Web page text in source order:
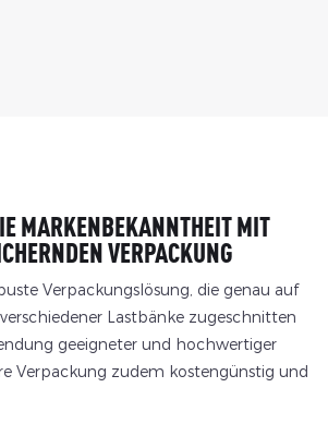
MARKENBEKANNTHEIT MIT
VERPACKUNG
Verpackungslösung, die genau auf
Lastbänke zugeschnitten
geeigneter und hochwertiger
Verpackung zudem kostengünstig und